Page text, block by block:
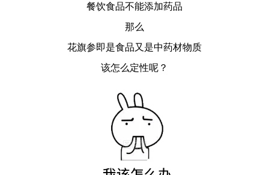
餐饮食品不能添加药品
那么
花旗参即是食品又是中药材物质
该怎么定性呢？